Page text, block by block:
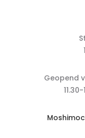
Geopend